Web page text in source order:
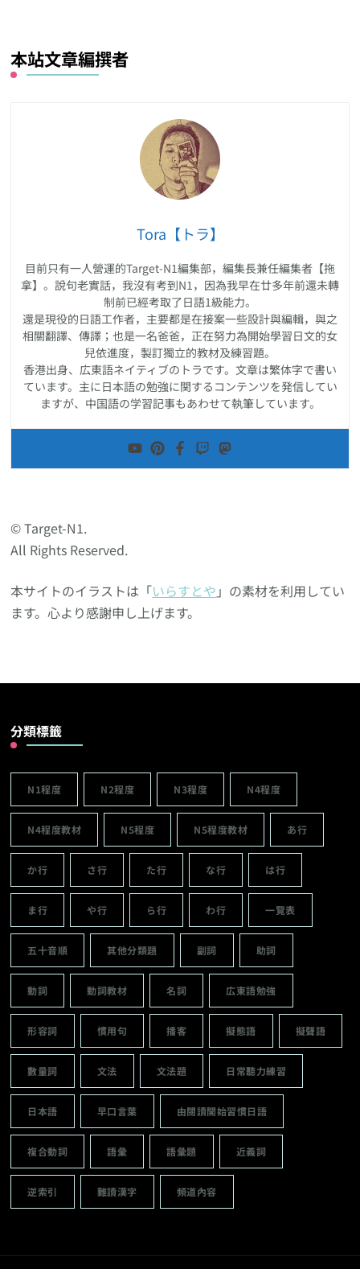
本站文章編撰者
Tora【トラ】
目前只有一人營運的Target-N1編集部，編集長兼任編集者【拖
拿】。說句老實話，我沒有考到N1，因為我早在廿多年前還未轉
制前已經考取了日語1級能力。
還是現役的日語工作者，主要都是在接案一些設計與編輯，與之
相關翻譯、傳譯；也是一名爸爸，正在努力為開始學習日文的女
兒依進度，製訂獨立的教材及練習題。
香港出身、広東語ネイティブのトラです。文章は繁体字で書い
ています。主に日本語の勉強に関するコンテンツを発信してい
ますが、中国語の学習記事もあわせて執筆しています。
© Target-N1.
All Rights Reserved.
本サイトのイラストは「いらすとや 」の素材を利用してい
ます。心より感謝申し上げます。
分類標籤
N1程度 N2程度 N3程度 N4程度
N4程度教材 N5程度 N5程度教材 あ行
か行 さ行 た行 な行 は行
ま行 や行 ら行 わ行 一覽表
五十音順 其他分類題 副詞 助詞
動詞 動詞教材 名詞 広東語勉強
形容詞 慣用句 播客 擬態語 擬聲語
數量詞 文法 文法題 日常聽力練習
日本語 早口言葉 由閱讀開始習慣日語
複合動詞 語彙 語彙題 近義詞
逆索引 難讀漢字 頻道內容